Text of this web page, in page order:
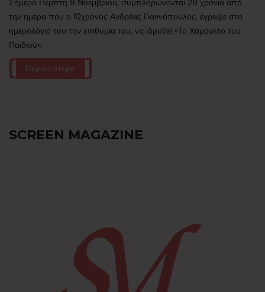
την ημέρα που ο 10χρονος Ανδρέας Γιαννόπουλος, έγραψε στο
ημερολόγιό του την επιθυμία του, να ιδρυθεί «Το Χαμόγελο του
Παιδιού».
Περισσότερα
SCREEN MAGAZINE